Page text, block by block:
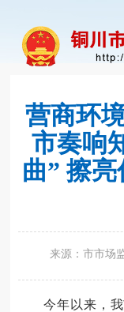
营商环
市奏响
曲” 擦
来源：市市场
今年以来，